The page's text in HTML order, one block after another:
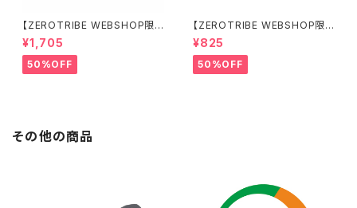
【ZEROTRIBE WEBSHOP限
定価格】RCM-BD11-TSE カ
ーボンツィーク スティックエンド
プレートセット YOKOMO BD11
用
¥1,705
50%OFF
【ZEROTRIBE WEBSHOP限
定価格】RCM-HRP-ZX-BD10
LCE Horizontalリアポストボ
ディマウンティングエクステンシ
ョンプレート Yokomo BD10L
¥825
50%OFF
その他の商品